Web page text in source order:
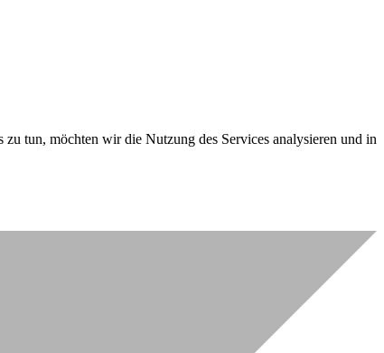
tun, möchten wir die Nutzung des Services analysieren und in